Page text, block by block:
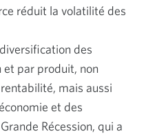
réduit la volatilité des
des
par produit, non
mais aussi
et des
Récession, qui a